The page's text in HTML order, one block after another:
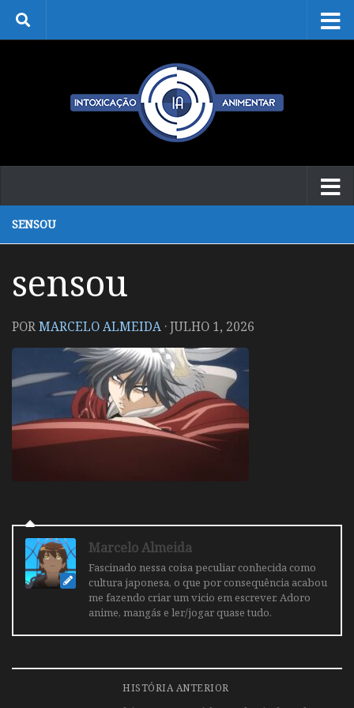
Skip to content
SENSOU
sensou
PORMARCELO ALMEIDA ·JULHO 1, 2026
Marcelo Almeida
Fascinado nessa coisa peculiar conhecida como
cultura japonesa, o que por consequência acabou
me fazendo criar um vicio em escrever. Adoro
anime, mangás e ler/jogar quase tudo.
HISTÓRIA ANTERIOR